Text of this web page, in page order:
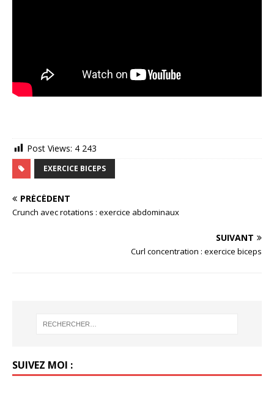
Post Views: 4 243
EXERCICE BICEPS
PRÉCÉDENT
Crunch avec rotations : exercice abdominaux
SUIVANT
Curl concentration : exercice biceps
SUIVEZ MOI :